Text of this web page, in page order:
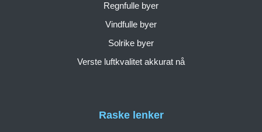
Raske lenker
Regnfulle byer
Vindfulle byer
Solrike byer
Verste luftkvalitet akkurat nå